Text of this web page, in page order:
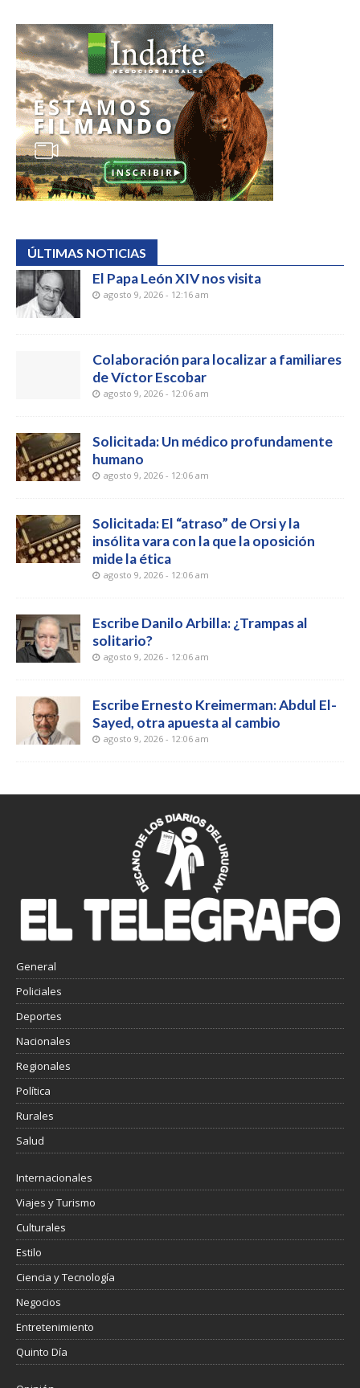
ÚLTIMAS NOTICIAS
El Papa León XIV nos visita
agosto 9, 2026 - 12:16 am
Colaboración para localizar a familiares
de Víctor Escobar
agosto 9, 2026 - 12:06 am
Solicitada: Un médico profundamente
humano
agosto 9, 2026 - 12:06 am
Solicitada: El “atraso” de Orsi y la
insólita vara con la que la oposición
mide la ética
agosto 9, 2026 - 12:06 am
Escribe Danilo Arbilla: ¿Trampas al
solitario?
agosto 9, 2026 - 12:06 am
Escribe Ernesto Kreimerman: Abdul El-
Sayed, otra apuesta al cambio
agosto 9, 2026 - 12:06 am
General
Policiales
Deportes
Nacionales
Regionales
Política
Rurales
Salud
Internacionales
Viajes y Turismo
Culturales
Estilo
Ciencia y Tecnología
Negocios
Entretenimiento
Quinto Día